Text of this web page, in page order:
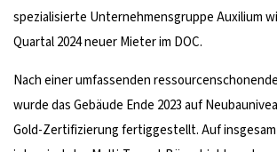
spezialisierte Unternehmensgruppe Auxilium
Quartal 2024 neuer Mieter im DOC.
Nach einer umfassenden
wurde das Gebäude Ende 2023 auf
Gold-Zertifizierung fertiggestellt. Auf insgesamt